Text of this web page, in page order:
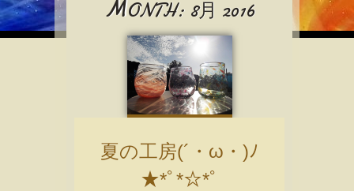
to
content
MONTH: 8月 2016
夏の工房(´・ω・)ﾉ
★*ﾟ*☆*ﾟ